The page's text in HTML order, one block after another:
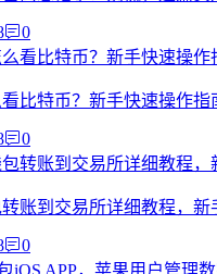
0
看比特币？新手快速操作指
0
转账到交易所详细教程，新
0